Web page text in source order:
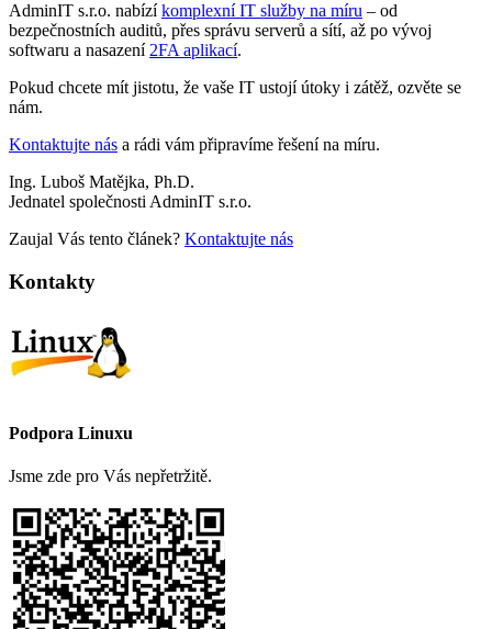
AdminIT s.r.o. nabízíkomplexní IT služby na míru – od
bezpečnostních auditů, přes správu serverů a sítí, až po vývoj
softwaru a nasazení 2FA aplikací.
Pokud chcete mít jistotu, že vaše IT ustojí útoky i zátěž, ozvěte se
nám.
Kontaktujte nás a rádi vám připravíme řešení na míru.
Ing. Luboš Matějka, Ph.D.
Jednatel společnosti AdminIT s.r.o.
Zaujal Vás tento článek? Kontaktujte nás
Kontakty
Podpora Linuxu
Jsme zde pro Vás nepřetržitě.